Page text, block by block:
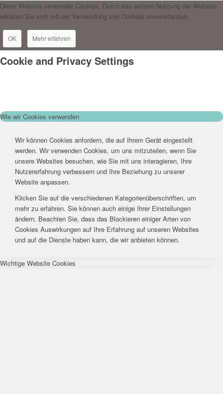
Diese Website verwendet Cookies. Durch das weitere Nutzung der Website
erklären Sie sich mit der Verwendung von Cookies einverstanden.
OK Mehr erfahren
Cookie and Privacy Settings
Wie wir Cookies verwenden
Wir können Cookies anfordern, die auf Ihrem Gerät eingestellt
werden. Wir verwenden Cookies, um uns mitzuteilen, wenn Sie
unsere Websites besuchen, wie Sie mit uns interagieren, Ihre
Nutzererfahrung verbessern und Ihre Beziehung zu unserer
Website anpassen.
Klicken Sie auf die verschiedenen Kategorienüberschriften, um
mehr zu erfahren. Sie können auch einige Ihrer Einstellungen
ändern. Beachten Sie, dass das Blockieren einiger Arten von
Cookies Auswirkungen auf Ihre Erfahrung auf unseren Websites
und auf die Dienste haben kann, die wir anbieten können.
Wichtige Website Cookies